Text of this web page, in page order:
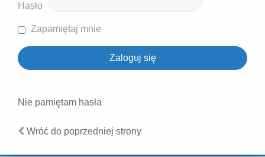
Hasło
Zapamiętaj mnie
Nie pamiętam hasła
Wróć do poprzedniej strony